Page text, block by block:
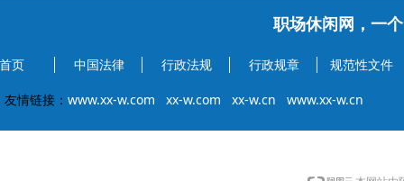
页 中国法律 行政法规 行政规章 规范性文件
职场休闲网，一
友情链接： www.xx-w.com xx-w.com xx-w.cn www.xx-w.cn